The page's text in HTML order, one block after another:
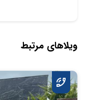
ویلاهای مرتبط